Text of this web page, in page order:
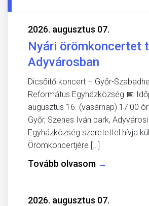
2026. augusztus 07.
Nyári örömkoncertet
Adyvárosban
Dicsőítő koncert – Győr-
Református Egyházközség 📅
augusztus 16. (vasárnap) 17:00
Győr, Szenes Iván park,
Egyházközség szeretettel hívja
Örömkoncertjére […]
Tovább olvasom →
2026. augusztus 07.